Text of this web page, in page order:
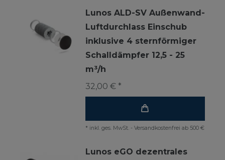
Lunos ALD-SV Außenwand-
Luftdurchlass Einschub
inklusive 4 sternförmiger
Schalldämpfer 12,5 - 25
m³/h
32,00 € *
* inkl. ges. MwSt. - Versandkostenfrei ab 500 €
Lunos eGO dezentrales